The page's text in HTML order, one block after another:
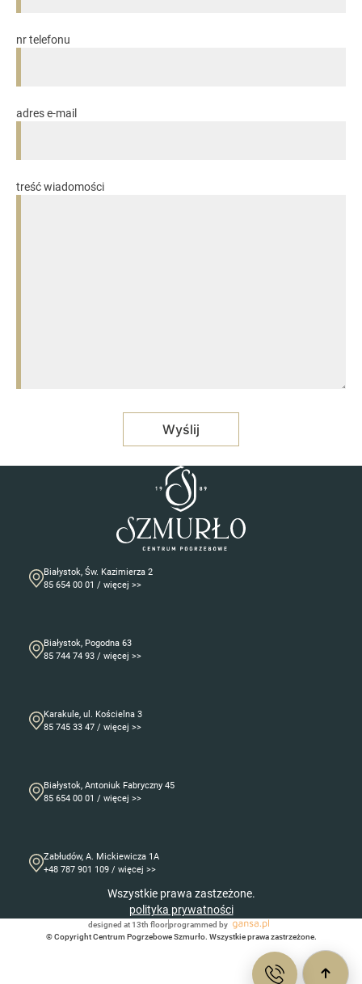
nr telefonu
adres e-mail
treść wiadomości
Białystok, Św. Kazimierza 2
85 654 00 01 / więcej >>
Białystok, Pogodna 63
85 744 74 93 / więcej >>
Karakule, ul. Kościelna 3
85 745 33 47 / więcej >>
Białystok, Antoniuk Fabryczny 45
85 654 00 01 / więcej >>
Zabłudów, A. Mickiewicza 1A
+48 787 901 109 / więcej >>
Wszystkie prawa zastzeżone.
polityka prywatności
designed at 13th floorprogrammed by
© Copyright Centrum Pogrzebowe Szmurło. Wszystkie prawa zastrzeżone.